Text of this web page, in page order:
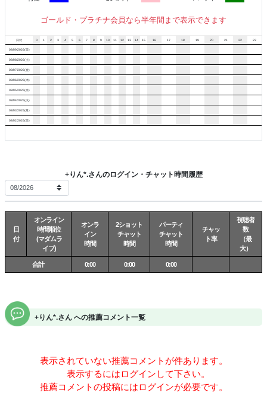
ゴールド・プラチナ会員なら半年間まで表示できます
日付 0 1 2 3 4 5 6 7 8 9 10 11 12 13 14 15 16 17 18 19 20 21 22 23
08/09/2026(日)
08/08/2026(土)
08/07/2026(金)
08/06/2026(木)
08/05/2026(水)
08/04/2026(火)
08/03/2026(月)
08/02/2026(日)
+りん*.さんのログイン・チャット時間履歴
日
付
オンライン
時間順位
(マダムラ
イブ)
オンラ
イン
時間
2ショット
チャット
時間
パーティ
チャット
時間
チャッ
ト率
視聴者
数
（最
大）
合計 0:00 0:00 0:00
+りん*.さん への推薦コメント一覧
表示されていない推薦コメントが件あります。
表示するにはログインして下さい。
推薦コメントの投稿にはログインが必要です。